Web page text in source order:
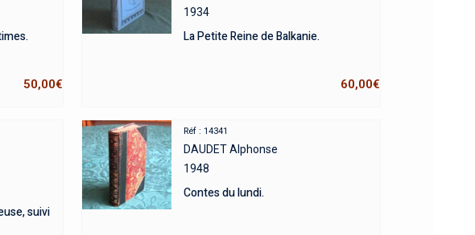
50,00€
1934
La Petite Reine de Balkanie.
60,00€
suivi
Réf : 14341
DAUDET Alphonse
1948
Contes du lundi.